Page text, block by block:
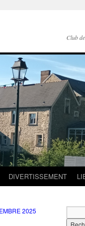
Club
DIVERTISSEMENT
2025